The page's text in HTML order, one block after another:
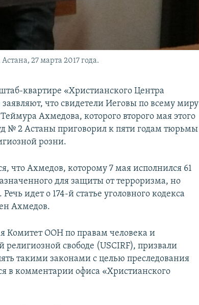
27 марта 2017 года.
квартире «Христианского Центра
что свидетели Иеговы по всему миру
Ахмедова, которого второго мая этого
№ 2 Астаны приговорил к пяти годам тюрьмы
розни.
что Ахмедов, которому 7 мая исполнился 61
для защиты от терроризма, но
идет о 174-й статье уголовного кодекса
Ахмедов.
ООН по правам человека и
свободе (USCIRF), призвали
такими законами с целью преследования
в комментарии офиса «Христианского